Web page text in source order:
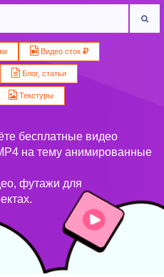
Видео сток
Блог, статьи
Текстуры
бесплатные видео
на тему анимированные
футажи для